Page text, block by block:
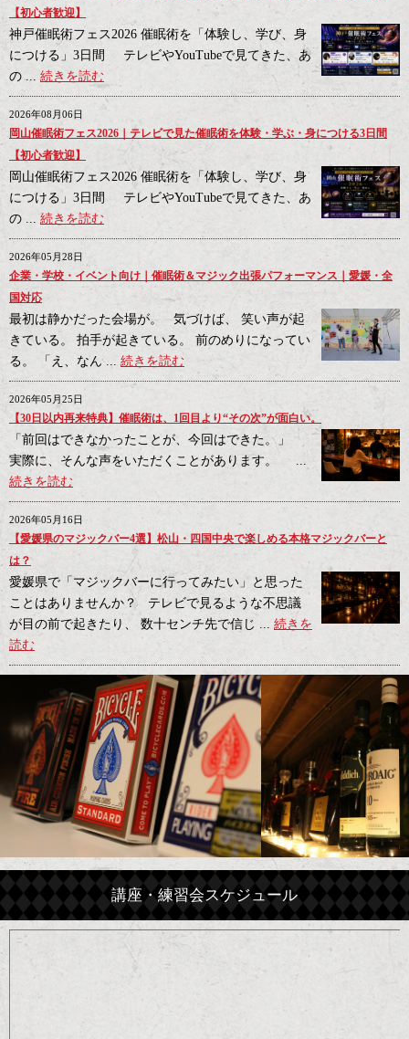
【初心者歓迎】
神戸催眠術フェス2026 催眠術を「体験し、学び、身
につける」3日間 テレビやYouTubeで見てきた、あ
の ... 続きを読む
2026年08月06日
岡山催眠術フェス2026｜テレビで見た催眠術を体験・学ぶ・身につける3日間
【初心者歓迎】
岡山催眠術フェス2026 催眠術を「体験し、学び、身
につける」3日間 テレビやYouTubeで見てきた、あ
の ... 続きを読む
2026年05月28日
企業・学校・イベント向け｜催眠術＆マジック出張パフォーマンス｜愛媛・全
国対応
最初は静かだった会場が。 気づけば、 笑い声が起
きている。 拍手が起きている。 前のめりになってい
る。 「え、なん ... 続きを読む
2026年05月25日
【30日以内再来特典】催眠術は、1回目より“その次”が面白い。
「前回はできなかったことが、今回はできた。」
実際に、そんな声をいただくことがあります。 ...
続きを読む
2026年05月16日
【愛媛県のマジックバー4選】松山・四国中央で楽しめる本格マジックバーと
は？
愛媛県で「マジックバーに行ってみたい」と思った
ことはありませんか？ テレビで見るような不思議
が目の前で起きたり、 数十センチ先で信じ ... 続きを
読む
講座・練習会スケジュール